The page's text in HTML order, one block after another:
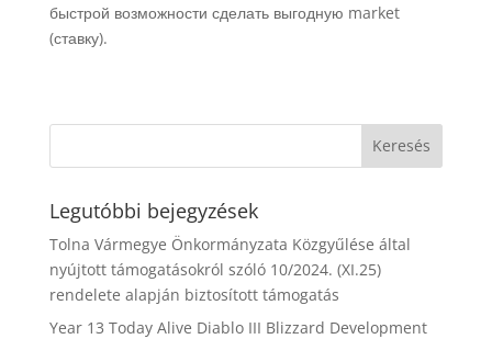
быстрой возможности сделать выгодную market
(ставку).
Legutóbbi bejegyzések
Tolna Vármegye Önkormányzata Közgyűlése által
nyújtott támogatásokról szóló 10/2024. (XI.25)
rendelete alapján biztosított támogatás
Year 13 Today Alive Diablo III Blizzard Development